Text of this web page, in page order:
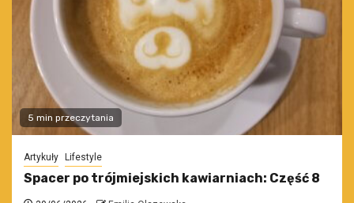
5 min przeczytania
Artykuły Lifestyle
Spacer po trójmiejskich kawiarniach: Część 8